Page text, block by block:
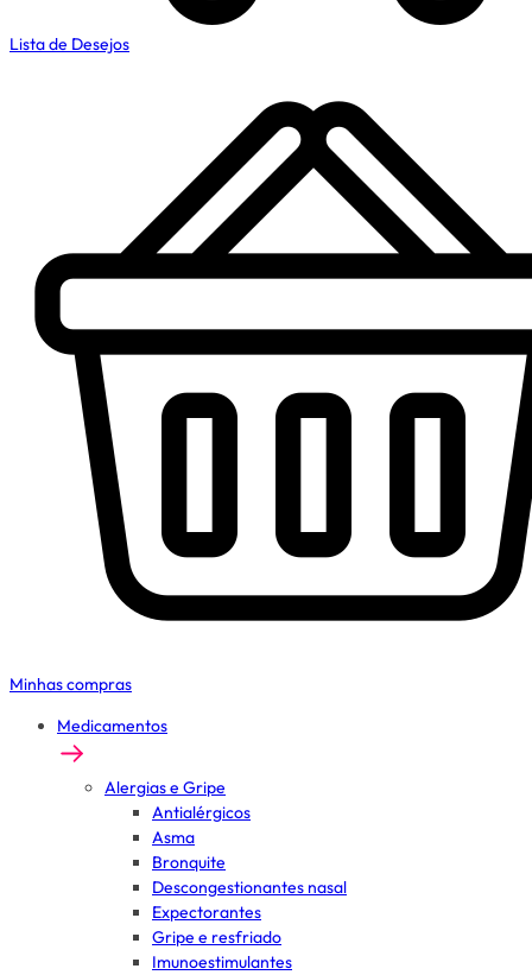
Lista de Desejos
Minhas compras
Medicamentos
Alergias e Gripe
Antialérgicos
Asma
Bronquite
Descongestionantes nasal
Expectorantes
Gripe e resfriado
Imunoestimulantes